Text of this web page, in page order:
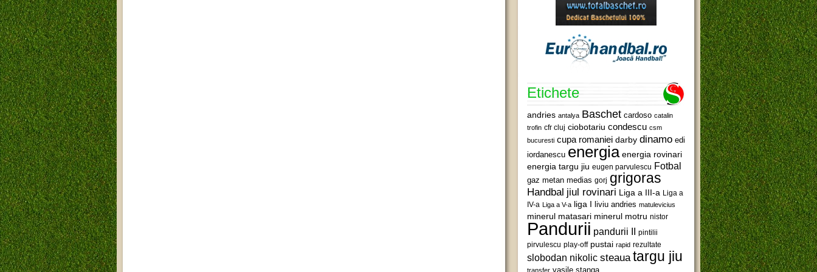
Etichete
andries antalya Baschet cardoso catalin
trofin cfr cluj ciobotariu condescu csm
bucuresti cupa romaniei darby dinamo edi
iordanescu energia energia rovinari
energia targu jiu eugen parvulescu Fotbal
gaz metan medias gorj grigoras
Handbal jiul rovinari Liga a III-a Liga a
IV-a Liga a V-a liga I liviu andries matulevicius
minerul matasari minerul motru nistor
Pandurii pandurii II pintilii
pirvulescu play-off pustai rapid rezultate
slobodan nikolic steaua targu jiu
transfer vasile stanga